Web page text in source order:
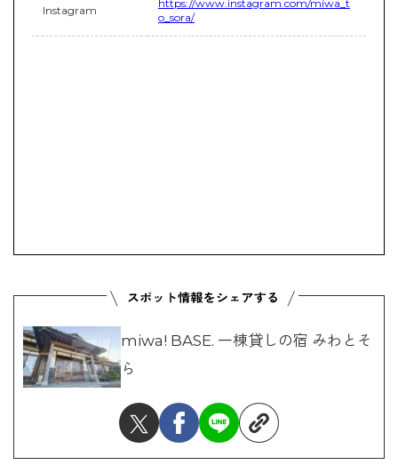
Instagram
https://www.instagram.com/miwa_t
o_sora/
miwa! BASE. 一棟貸しの宿 みわとそ
ら